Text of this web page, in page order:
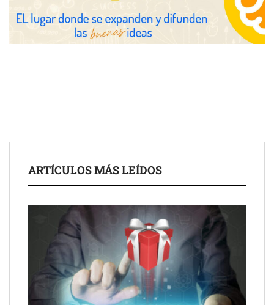
La luz roja, el nuevo aftersun, actúa en la recuperación de la piel
Eulalia Roig lanza ‘The Journal’, una revista digital mensual de
entrevistas y fotografía editorial
ARTÍCULOS MÁS LEÍDOS